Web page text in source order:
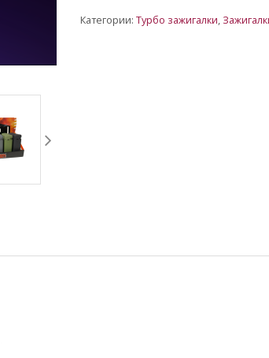
Категории: Турбо зажигалки,